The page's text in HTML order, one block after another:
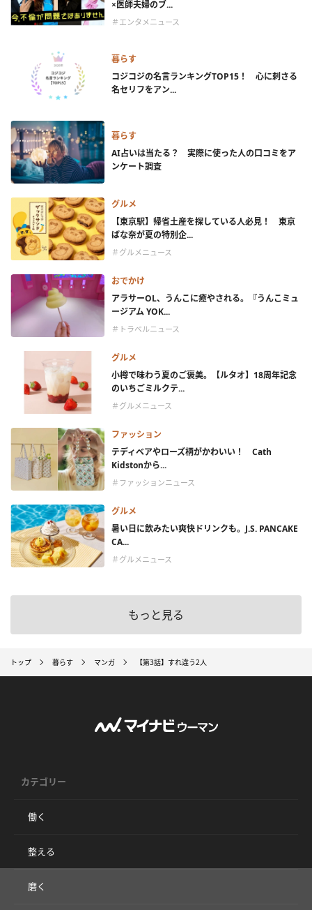
×医師夫婦のブ...
＃エンタメニュース
暮らす
コジコジの名言ランキングTOP15！ 心に刺さる
名セリフをアン...
暮らす
AI占いは当たる？ 実際に使った人の口コミをア
ンケート調査
グルメ
【東京駅】帰省土産を探している人必見！ 東京
ばな奈が夏の特別企...
＃グルメニュース
おでかけ
アラサーOL、うんこに癒やされる。『うんこミュ
ージアム YOK...
＃トラベルニュース
グルメ
小樽で味わう夏のご褒美。【ルタオ】18周年記念
のいちごミルクテ...
＃グルメニュース
ファッション
テディベアやローズ柄がかわいい！ Cath
Kidstonから...
＃ファッションニュース
グルメ
暑い日に飲みたい爽快ドリンクも。J.S. PANCAKE
CA...
＃グルメニュース
もっと見る
トップ 暮らす マンガ 【第3話】すれ違う2人
カテゴリー
働く
整える
磨く